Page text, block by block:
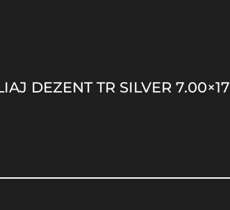
DEZENT TR SILVER 7.00×17